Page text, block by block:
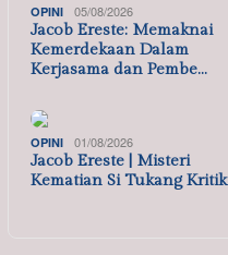
OPINI 05/08/2026
Jacob Ereste: Memaknai
Kemerdekaan Dalam
Kerjasama dan Pembe…
OPINI 01/08/2026
Jacob Ereste | Misteri
Kematian Si Tukang Kritik